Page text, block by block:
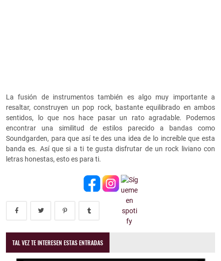
La fusión de instrumentos también es algo muy importante a
resaltar, construyen un pop rock, bastante equilibrado en ambos
sentidos, lo que nos hace pasar un rato agradable. Podemos
encontrar una similitud de estilos parecido a bandas como
Soundgarden, para que así te des una idea de lo increíble que esta
banda es. Así que si a ti te gusta disfrutar de un rock liviano con
letras honestas, esto es para ti.
TAL VEZ TE INTERESEN ESTAS ENTRADAS